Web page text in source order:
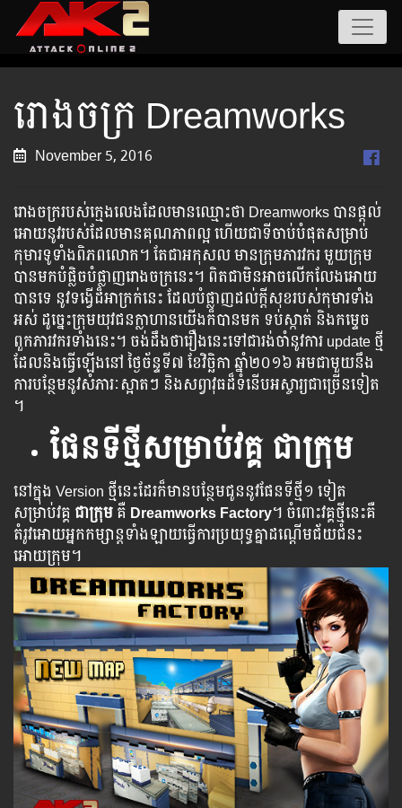
រោងចក្រ Dreamworks
November 5, 2016
រោងចក្ររបស់ក្មេងលេងដែលមានឈ្មោះថា Dreamworks បានផ្តល់
អោយនូវរបស់ដែលមានគុណភាពល្អ ហើយជាទីចាប់បំផុតសម្រាប់
កុមារទូទាំងពិភពលោក។ តែជាអកុសល មានក្រុមភារវករ មួយក្រុម
បានមកបំផ្លិចបំផ្លាញរោងចក្រនេះ។ ពិតជាមិនអាចលើកលែងអោយ
បានទេ នូវទង្វើដ៏អាក្រក់នេះ ដែលបំផ្លាញដល់ក្តីសុខរបស់កុមារទាំង
អស់ ដូច្នេះក្រុមយុវជនក្លាហានយើងក៏បានមក ទប់ស្កាត់ និងកម្ទេច
ពួកភារវករទាំងនេះ។ ចង់ដឹងថារឿងនេះទៅជារង់ចាំនូវការ update​ ​​ថ្មី​​
ដែល​​​​​​និង​​​​ធ្វើ​​​​ឡើង​​​នៅ​​ ថ្ងៃ​​ច័ន្ទ​​ទី៧ ខែវិច្ឆិកា ​ឆ្នាំ២០១៦ អម​ជាមួយ​នឹង​
ការ​​​​​​បន្ថែម​​នូវសំភារៈ​​​ស្អាត​​​ៗ ​​និង​​​​សព្វាវុធ​​​ដ៏​​​ទំនើប​​​​​​អស្ចារ្យ​​​ជា​​​​​ច្រើន​​​​ទៀត​​
។ ​​
ផែនទីថ្មីសម្រាប់វគ្គ​​ជាក្រុម
នៅក្នុង Version ថ្មី​នេះ​ដែរ​ក៏​មាន​បន្ថែម​ជូន​នូវ​ផែន​ទីថ្មី​១ ទៀត​
សម្រាប់​វគ្គ​ ជាក្រុមគឺ Dreamworks Factory។ ​​ចំពោះ​វគ្គ​ថ្មី​នេះ​គឺ​​
តំរូវ​​អោយ​​អ្នក​​​កម្សាន្ត​​​ទាំង​​ឡាយ​​​ធ្វើ​ការប្រយុទ្ធ​​​គ្នា​​​​ដណ្តើមជ័យជំនះ​
អោយ​ក្រុម។